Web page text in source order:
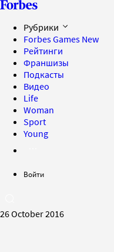
Рубрики
Forbes Games New
Рейтинги
Франшизы
Подкасты
Видео
Life
Woman
Sport
Young
Войти
26 October 2016